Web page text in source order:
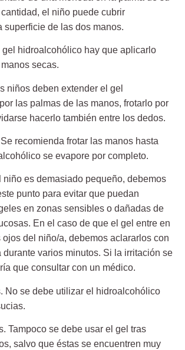
el niño puede cubrir
superficie de las dos manos.
gel hidroalcohólico hay que aplicarlo
secas.
niños deben extender el gel
las palmas de las manos, frotarlo por
hacerlo también entre los dedos.
Se recomienda frotar las manos hasta
se evapore por completo.
niño es demasiado pequeño, debemos
punto para evitar que puedan
en zonas sensibles o dañadas de
En el caso de que el gel entre en
ojos del niño/a, debemos aclararlos con
durante varios minutos. Si la irritación se
que consultar con un médico.
No se debe utilizar el hidroalcohólico
Tampoco se debe usar el gel tras
salvo que éstas se encuentren muy